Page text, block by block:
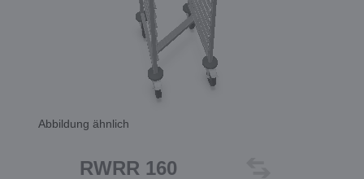
Abbildung ähnlich
RWRR 160